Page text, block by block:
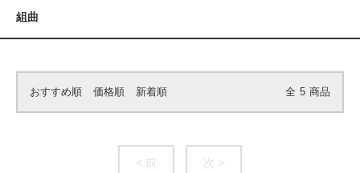
組曲
おすすめ順 価格順 新着順 全 5 商品
< 前 次 >